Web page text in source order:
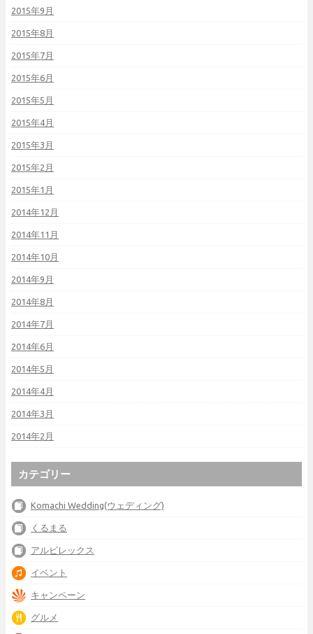
2015年9月
2015年8月
2015年7月
2015年6月
2015年5月
2015年4月
2015年3月
2015年2月
2015年1月
2014年12月
2014年11月
2014年10月
2014年9月
2014年8月
2014年7月
2014年6月
2014年5月
2014年4月
2014年3月
2014年2月
カテゴリー
Komachi Wedding(ウェディング)
くるまる
アルビレックス
イベント
キャンペーン
グルメ